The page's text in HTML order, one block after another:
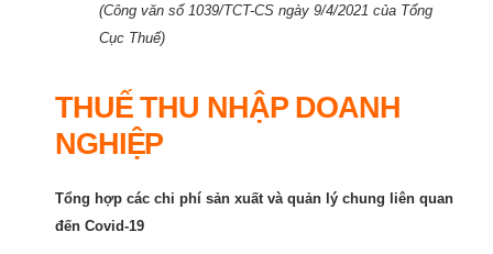
(Công văn số 1039/TCT-CS ngày 9/4/2021 của Tổng
Cục Thuế)
THUẾ THU NHẬP DOANH
NGHIỆP
Tổng hợp các chi phí sản xuất và quản lý chung liên quan
đến Covid-19